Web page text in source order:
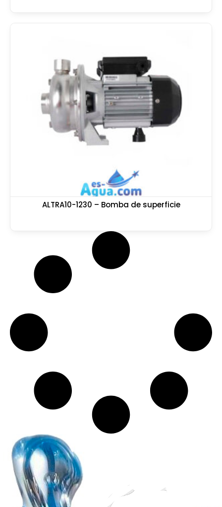
ALTRA10-1230 – Bomba de superficie